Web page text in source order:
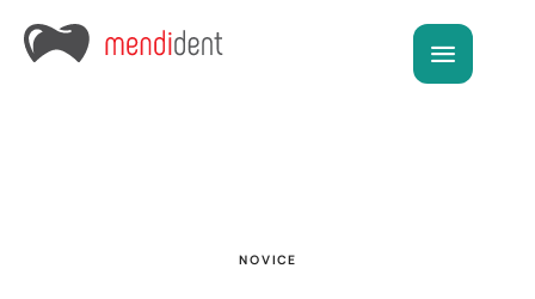
NOVICE